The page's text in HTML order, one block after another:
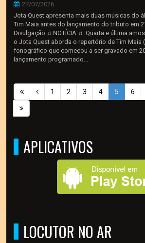
27/07/2026
Jota Quest apresenta mais duas músicas do
Tim Maia antes do lançamento do tributo em
Divulgação ♫ NOTÍCIA ♬ Quarta e última
o Jota Quest aborda o repertório de Tim Maia
fonográfico que começou a ser gravado em
lançamento programado...
1 2 3 4 5 6
APLICATIVOS
LOCUTOR NO AR